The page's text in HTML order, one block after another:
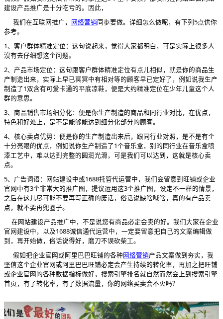
建设产品推广是十分吃亏的。因此，
我们在互联网推广，
网络营销同歩要做。详细怎么做呢，有下列5点供你
参考。
1、客户群体精准定位：这句说起来，觉得大家都明白，可是实际上很多人
沒有去仔细想这个问题。
2、产品市场定位：这句跟客户群体精准定位有点儿相似，就是你的商品生
产制造出来，实际上早已冥冥中有相对等的顾客早已定好了，例如说我生产
制造了1双含有可爱卡通的平底凉鞋，便是大约精准定位在少年儿童这个人
群的意思。
3、商品销售市场细分化：便是你生产制造的商品和同行业对比，在优点，
特色和好处上，是不是能够能达到细分化部分的顾客。
4、核心卖点优势：便是你的生产制造出来后，跟同行业对照，是不是有个
十分亮眼的优点，例如说你生产制造了1个音乐盒，别的同行业在音乐盒喷
漆工艺中，难以达到完整的圆润光滑，可是我们可以达到，这就是核心卖
点。
5、广告词语：网站建设中或1688托管代运营中，我们会留意到旺铺或企业
官网中有3个非常大的推广图，提议运用这3个推广图，设定不一样的情景，
之后在这儿尽可能不要再写正确的废话，俗话说缺啥喊啥，真的有产品卖
点，就不要再兜圈子。
在网站建设产品推广中，不是说您有商品必定会卖的好。我们大家在企业
官网建设中，以及1688诚信通代运营中，一定要留意把自己的文案编辑做
到，再开始做，俗话说得好，磨刀不误砍柴工。
假如把企业官网或阿里巴巴旺铺的各种 网络营销产品文案做到夯实，我
坚信这个企业官网或阿里巴巴旺铺必定会产生持续的转化率，再加之把旺铺
或企业官网的各种数据指标做好，搜索引擎排名就自然而然会上到搜索引擎
首页，有了转化率，有了数据流量，你的网络买卖会不火吗？